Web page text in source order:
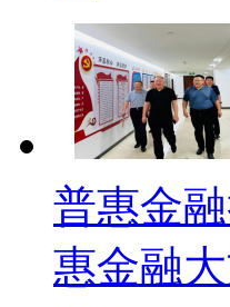
普惠金
惠金融